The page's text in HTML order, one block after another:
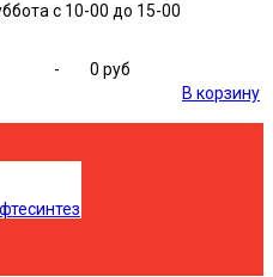
с 10-00 до 15-00
-
0 руб
В корзину